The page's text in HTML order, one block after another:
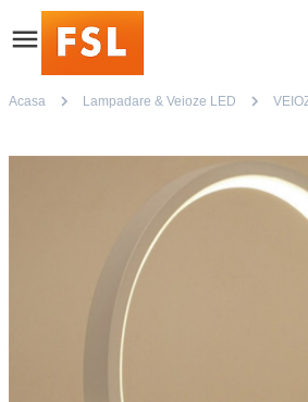
Acasa Lampadare & Veioze LED